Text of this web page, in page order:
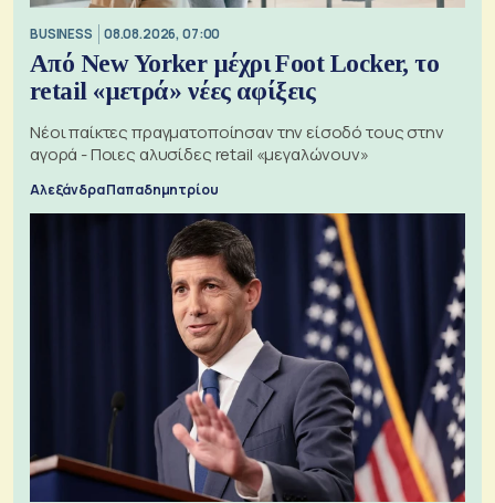
BUSINESS 08.08.2026, 07:00
Από New Yorker μέχρι Foot Locker, το
retail «μετρά» νέες αφίξεις
Νέοι παίκτες πραγματοποίησαν την είσοδό τους στην
αγορά - Ποιες αλυσίδες retail «μεγαλώνουν»
Αλεξάνδρα Παπαδημητρίου